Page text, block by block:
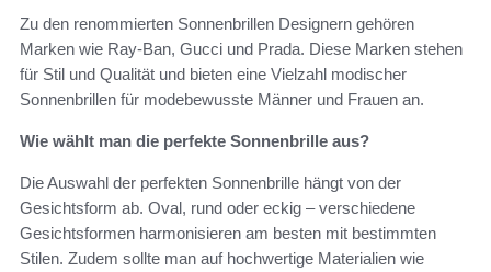
Zu den renommierten Sonnenbrillen Designern gehören
Marken wie Ray-Ban, Gucci und Prada. Diese Marken stehen
für Stil und Qualität und bieten eine Vielzahl modischer
Sonnenbrillen für modebewusste Männer und Frauen an.
Wie wählt man die perfekte Sonnenbrille aus?
Die Auswahl der perfekten Sonnenbrille hängt von der
Gesichtsform ab. Oval, rund oder eckig – verschiedene
Gesichtsformen harmonisieren am besten mit bestimmten
Stilen. Zudem sollte man auf hochwertige Materialien wie